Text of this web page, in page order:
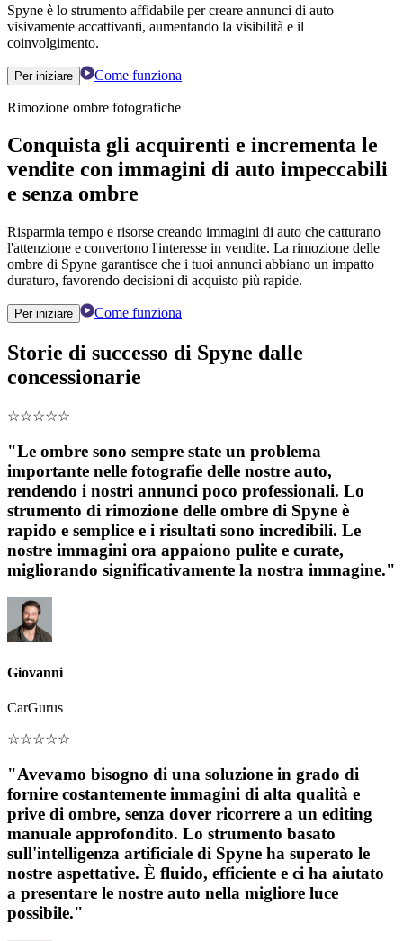
Spyne è lo strumento affidabile per creare annunci di auto
visivamente accattivanti, aumentando la visibilità e il
coinvolgimento.
Per iniziare Come funziona
Rimozione ombre fotografiche
Conquista gli acquirenti e incrementa le
vendite con immagini di auto impeccabili
e senza ombre
Risparmia tempo e risorse creando immagini di auto che catturano
l'attenzione e convertono l'interesse in vendite. La rimozione delle
ombre di Spyne garantisce che i tuoi annunci abbiano un impatto
duraturo, favorendo decisioni di acquisto più rapide.
Per iniziare Come funziona
Storie di successo di Spyne dalle
concessionarie
☆☆☆☆☆
"Le ombre sono sempre state un problema
importante nelle fotografie delle nostre auto,
rendendo i nostri annunci poco professionali. Lo
strumento di rimozione delle ombre di Spyne è
rapido e semplice e i risultati sono incredibili. Le
nostre immagini ora appaiono pulite e curate,
migliorando significativamente la nostra immagine."
Giovanni
CarGurus
☆☆☆☆☆
"Avevamo bisogno di una soluzione in grado di
fornire costantemente immagini di alta qualità e
prive di ombre, senza dover ricorrere a un editing
manuale approfondito. Lo strumento basato
sull'intelligenza artificiale di Spyne ha superato le
nostre aspettative. È fluido, efficiente e ci ha aiutato
a presentare le nostre auto nella migliore luce
possibile."